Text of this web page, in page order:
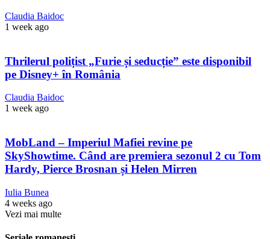
Claudia Baidoc
1 week ago
Thrilerul polițist „Furie și seducție” este disponibil
pe Disney+ în România
Claudia Baidoc
1 week ago
MobLand – Imperiul Mafiei revine pe
SkyShowtime. Când are premiera sezonul 2 cu Tom
Hardy, Pierce Brosnan și Helen Mirren
Iulia Bunea
4 weeks ago
Vezi mai multe